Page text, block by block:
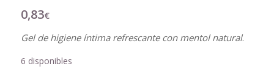
0,83€
Gel de higiene íntima refrescante con mentol natural.
6 disponibles